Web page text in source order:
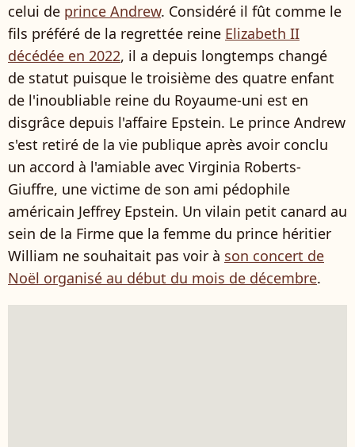
celui de prince Andrew. Considéré il fût comme le
fils préféré de la regrettée reine Elizabeth II
décédée en 2022, il a depuis longtemps changé
de statut puisque le troisième des quatre enfant
de l'inoubliable reine du Royaume-uni est en
disgrâce depuis l'affaire Epstein. Le prince Andrew
s'est retiré de la vie publique après avoir conclu
un accord à l'amiable avec Virginia Roberts-
Giuffre, une victime de son ami pédophile
américain Jeffrey Epstein. Un vilain petit canard au
sein de la Firme que la femme du prince héritier
William ne souhaitait pas voir à son concert de
Noël organisé au début du mois de décembre.